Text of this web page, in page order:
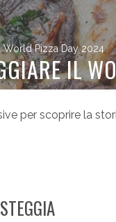
Pizza Day 2024
IL
per scoprire la